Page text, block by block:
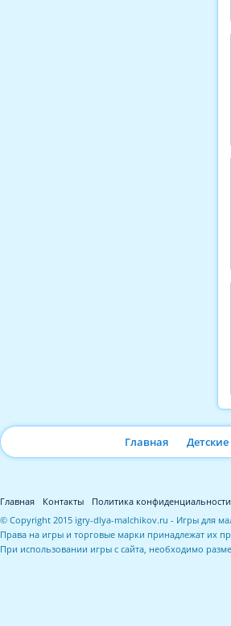
Главная
Главная Контакты
Политика конфиденциальности
© Copyright 2015 igry-dlya-malchikov.ru - Игры для
Права на игры и торговые марки принадлежат их
При использовании игры с сайта, необходимо